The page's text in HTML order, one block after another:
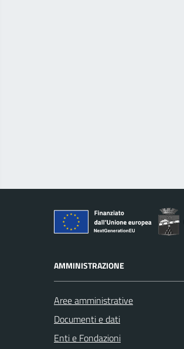
AMMINISTRAZIONE
Aree amministrative
Documenti e dati
Enti e Fondazioni